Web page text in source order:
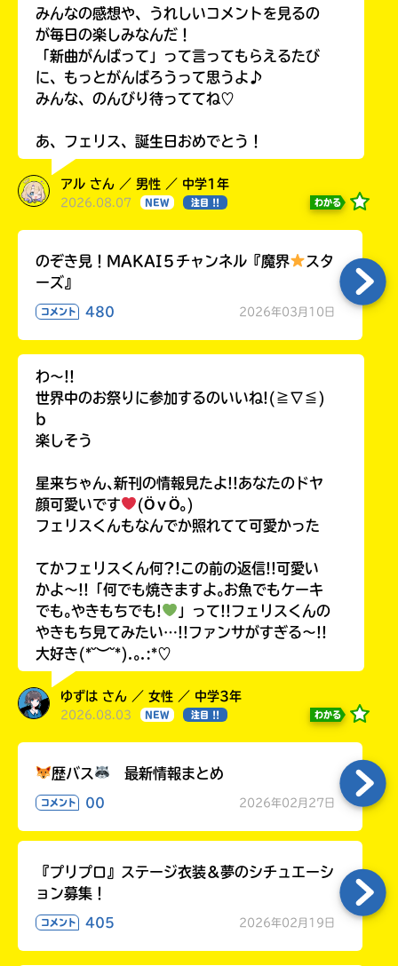
みんなの感想や、うれしいコメントを見るの
が毎日の楽しみなんだ！
「新曲がんばって」って言ってもらえるたび
に、もっとがんばろうって思うよ♪
みんな、のんびり待っててね♡
あ、フェリス、誕生日おめでとう！
アル さん ／ 男性 ／ 中学1年
2026.08.07 NEW 注目 !! わかる
のぞき見！MAKAI５チャンネル『魔界
スタ
ーズ』
コメント 480 2026年03月10日
わ〜!!
世界中のお祭りに参加するのいいね!(≧∇≦)
b
楽しそう
星来ちゃん､新刊の情報見たよ!!あなたのドヤ
顔可愛いです
(ӦｖӦ｡)
フェリスくんもなんでか照れてて可愛かった
てかフェリスくん何?!この前の返信!!可愛い
かよ〜!!「何でも焼きますよ｡お魚でもケーキ
でも｡やきもちでも!
」って!!フェリスくんの
やきもち見てみたい…!!ファンサがすぎる〜!!
大好き(*˘︶˘*).｡.:*♡
ゆずは さん ／ 女性 ／ 中学3年
2026.08.03 NEW 注目 !! わかる
歴バス 最新情報まとめ
コメント 00 2026年02月27日
『プリプロ』ステージ衣装＆夢のシチュエーシ
ョン募集！
コメント 405 2026年02月19日